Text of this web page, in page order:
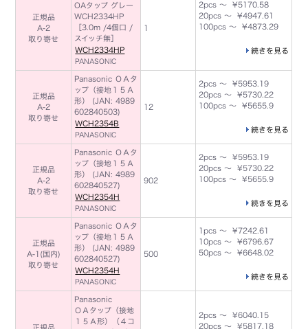
正規品
A-2
取り寄せ
OAタップ グレー
WCH2334HP
［3.0m /4個口 /
スイッチ無］
WCH2334HP
PANASONIC
1
2pcs ～ ¥5170.58
20pcs ～ ¥4947.61
100pcs ～ ¥4873.29
続きを見る
正規品
A-2
取り寄せ
Panasonic ＯＡタ
ップ（接地１５Ａ
形） (JAN: 4989
602840503)
WCH2354B
PANASONIC
12
2pcs ～ ¥5953.19
20pcs ～ ¥5730.22
100pcs ～ ¥5655.9
続きを見る
正規品
A-2
取り寄せ
Panasonic ＯＡタ
ップ（接地１５Ａ
形） (JAN: 4989
602840527)
WCH2354H
PANASONIC
902
2pcs ～ ¥5953.19
20pcs ～ ¥5730.22
100pcs ～ ¥5655.9
続きを見る
正規品
A-1(国内)
取り寄せ
Panasonic ＯＡタ
ップ（接地１５Ａ
形） (JAN: 4989
602840527)
WCH2354H
PANASONIC
500
1pcs ～ ¥7242.61
10pcs ～ ¥6796.67
50pcs ～ ¥6648.02
続きを見る
正規品
Panasonic
ＯＡタップ（接地
１５Ａ形）（４コ
2pcs ～ ¥6040.15
20pcs ～ ¥5817.18